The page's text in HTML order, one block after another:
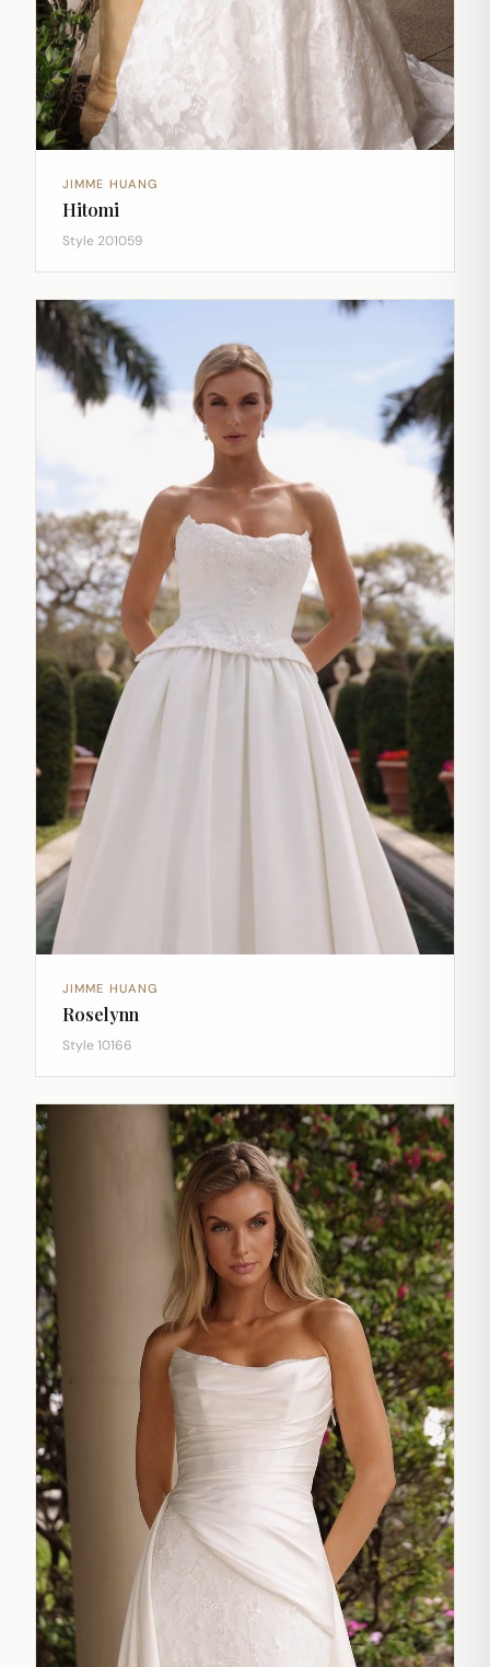
JIMME HUANG
Hitomi
Style 201059
JIMME HUANG
Roselynn
Style 10166